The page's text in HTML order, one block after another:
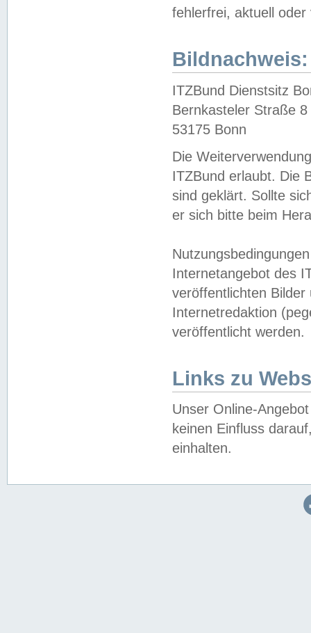
fehlerfrei, aktuell oder
Bildnachweis:
ITZBund Dienstsitz
Bernkasteler Straße 8
53175 Bonn
Die
ITZBund erlaubt. Die
sind geklärt. Sollte
er sich bitte beim
Internetangebot des
veröffentlichten
Internetredaktion
veröffentlicht werden.
Links zu
Unser Online-
keinen Einfluss
einhalten.